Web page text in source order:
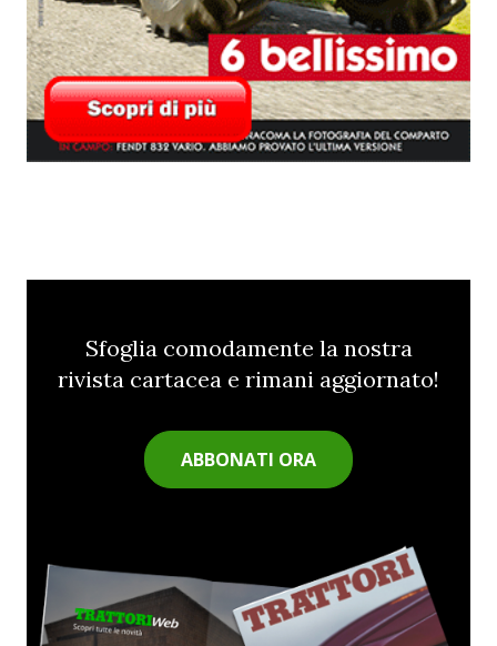
Sfoglia comodamente la nostra
rivista cartacea e rimani aggiornato!
ABBONATI ORA